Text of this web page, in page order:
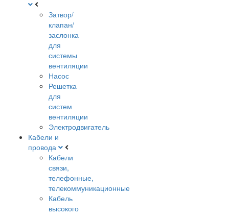
Затвор/
клапан/
заслонка
для
системы
вентиляции
Насос
Решетка
для
систем
вентиляции
Электродвигатель
Кабели и
провода
Кабели
связи,
телефонные,
телекоммуникационные
Кабель
высокого